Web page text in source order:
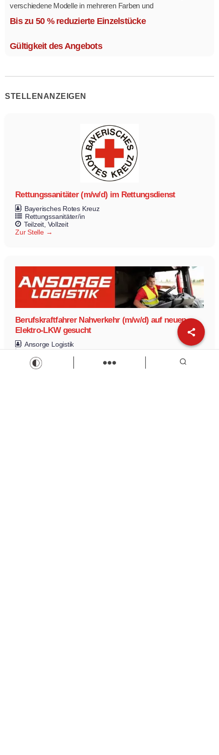
verschiedene Modelle in mehreren Farben und
Ausstattungsvarianten.
Bis zu 50 % reduzierte Einzelstücke
Gültigkeit des Angebots
STELLENANZEIGEN
Rettungssanitäter (m/w/d) im Rettungsdienst
Bayerisches Rotes Kreuz
Rettungssanitäter/in
Teilzeit Vollzeit
Zur Stelle
Berufskraftfahrer Nahverkehr (m/w/d) auf neuen
Elektro-LKW gesucht
Ansorge Logistik
Berufskraftfahrer Nahverkehr auf neuen Elektro-LKW
Berufskraftfahrer Nahverkehr (m/w/d) auf neuen Elektro-LKW
gesucht